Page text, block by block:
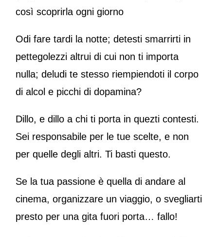
così scoprirla ogni giorno
Odi fare tardi la notte; detesti smarrirti in
pettegolezzi altrui di cui non ti importa
nulla; deludi te stesso riempiendoti il corpo
di alcol e picchi di dopamina?
Dillo, e dillo a chi ti porta in quezti contesti.
Sei responsabile per le tue scelte, e non
per quelle degli altri. Ti basti questo.
Se la tua passione è quella di andare al
cinema, organizzare un viaggio, o svegliarti
presto per una gita fuori porta… fallo!